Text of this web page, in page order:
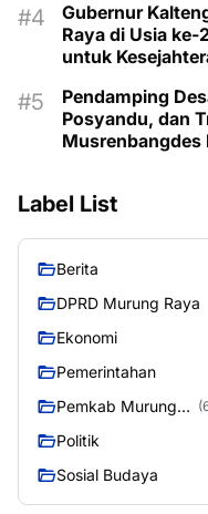
Gubernur
Raya di Usia ke-
untuk
Pendamping
Posyandu, dan
Musrenbangdes
Label List
Berita
DPRD Murung Raya
Ekonomi
Pemerintahan
Pemkab Murung
Raya
Politik
Sosial Budaya